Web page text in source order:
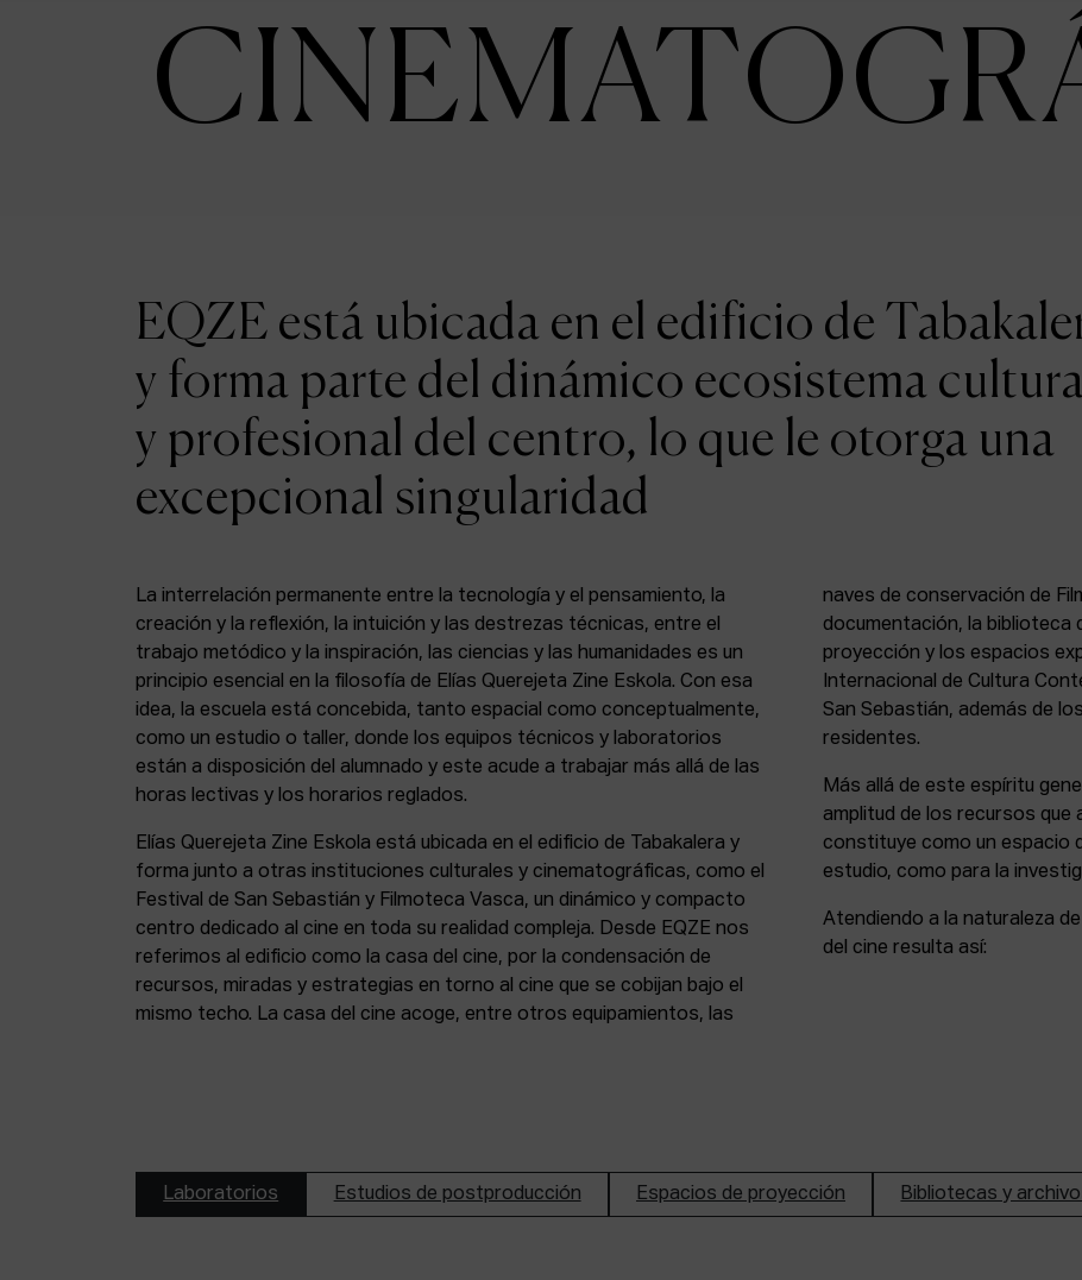
EQZE está ubicada en el edificio de
y forma parte del dinámico ecosistema
y profesional del centro, lo que le otorga una
excepcional singularidad
La interrelación permanente entre la tecnología y el pensamiento, la
creación y la reflexión, la intuición y las destrezas técnicas, entre el
trabajo metódico y la inspiración, las ciencias y las humanidades es un
principio esencial en la filosofía de Elías Querejeta Zine Eskola. Con esa
idea, la escuela está concebida, tanto espacial como conceptualmente,
como un estudio o taller, donde los equipos técnicos y laboratorios
están a disposición del alumnado y este acude a trabajar más allá de las
horas lectivas y los horarios reglados.
Elías Querejeta Zine Eskola está ubicada en el edificio de Tabakalera y
forma junto a otras instituciones culturales y cinematográficas, como el
Festival de San Sebastián y Filmoteca Vasca, un dinámico y compacto
centro dedicado al cine en toda su realidad compleja. Desde EQZE nos
referimos al edificio como la casa del cine, por la condensación de
recursos, miradas y estrategias en torno al cine que se cobijan bajo el
mismo techo. La casa del cine acoge, entre otros equipamientos, las
naves de conservación de
documentación, la biblioteca
proyección y los espacios
Internacional de Cultura
San Sebastián, además de
residentes.
Más allá de este espíritu
amplitud de los recursos
constituye como un espacio
estudio, como para la
Atendiendo a la naturaleza
del cine resulta así:
Laboratorios Estudios de postproducción Espacios de proyección Bibliotecas y